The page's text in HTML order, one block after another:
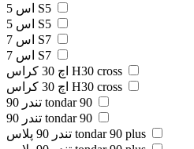
اس 5 S5
اس 5 S5
اس 7 S7
اس 7 S7
اچ 30 کراس H30 cross
اچ 30 کراس H30 cross
تندر 90 tondar 90
تندر 90 tondar 90
تندر 90 پلاس tondar 90 plus